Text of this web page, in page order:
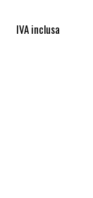
IVA inclusa